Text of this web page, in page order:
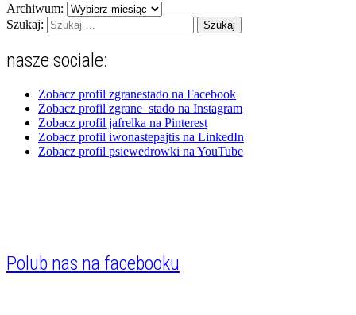
Archiwum:
Szukaj:
nasze sociale:
Zobacz profil zgranestado na Facebook
Zobacz profil zgrane_stado na Instagram
Zobacz profil jafrelka na Pinterest
Zobacz profil iwonastepajtis na LinkedIn
Zobacz profil psiewedrowki na YouTube
Polub nas na facebooku